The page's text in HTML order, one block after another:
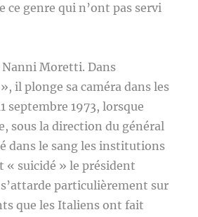
ce genre qui n’ont pas servi
Moretti. Dans
», il plonge sa caméra dans les
septembre 1973, lorsque
sous la direction du général
dans le sang les institutions
« suicidé » le président
particulièrement sur
que les Italiens ont fait